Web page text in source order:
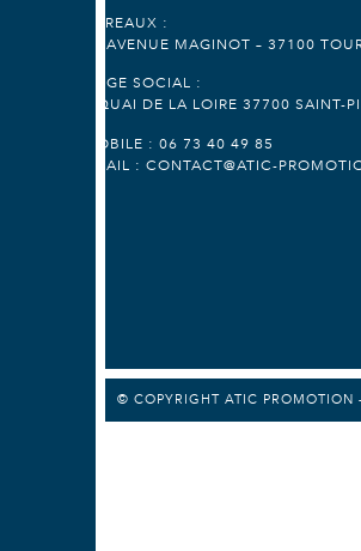
BUREAUX :
25 AVENUE MAGINOT – 37100
SIÈGE SOCIAL :
3 QUAI DE LA LOIRE 37700 SAINT-
MOBILE :06 73 40 49 85
EMAIL :CONTACT@ATIC-
© COPYRIGHT ATIC PROMOTION